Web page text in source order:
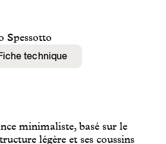
Matériaux
Spessotto
technique
minimaliste, basé sur le
légère et ses coussins